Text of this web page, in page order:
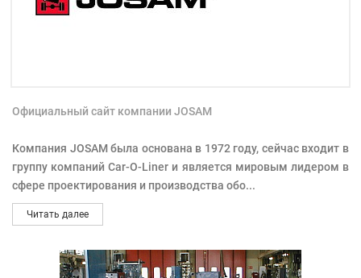
Официальный сайт компании JOSAM
Компания JOSAM была основана в 1972 году, сейчас входит в
группу компаний Car-O-Liner и является мировым лидером в
сфере проектирования и производства обо...
Читать далее